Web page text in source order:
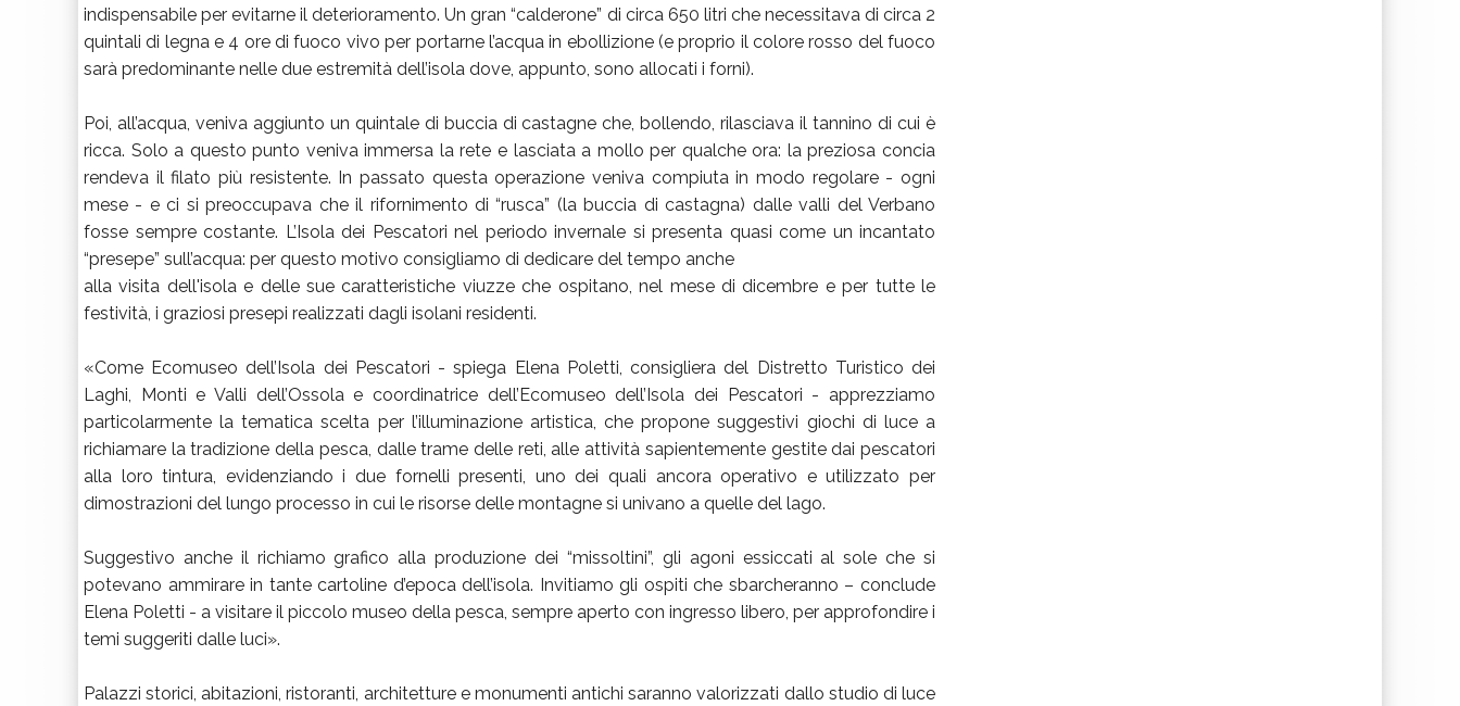
indispensabile per evitarne il deterioramento. Un gran “calderone” di circa 650 litri che necessitava di circa 2
quintali di legna e 4 ore di fuoco vivo per portarne l’acqua in ebollizione (e proprio il colore rosso del fuoco
sarà predominante nelle due estremità dell’isola dove, appunto, sono allocati i forni).
Poi, all’acqua, veniva aggiunto un quintale di buccia di castagne che, bollendo, rilasciava il tannino di cui è
ricca. Solo a questo punto veniva immersa la rete e lasciata a mollo per qualche ora: la preziosa concia
rendeva il filato più resistente. In passato questa operazione veniva compiuta in modo regolare - ogni
mese - e ci si preoccupava che il rifornimento di “rusca” (la buccia di castagna) dalle valli del Verbano
fosse sempre costante. L’Isola dei Pescatori nel periodo invernale si presenta quasi come un incantato
“presepe” sull’acqua: per questo motivo consigliamo di dedicare del tempo anche
alla visita dell'isola e delle sue caratteristiche viuzze che ospitano, nel mese di dicembre e per tutte le
festività, i graziosi presepi realizzati dagli isolani residenti.
«Come Ecomuseo dell’Isola dei Pescatori - spiega Elena Poletti, consigliera del Distretto Turistico dei
Laghi, Monti e Valli dell’Ossola e coordinatrice dell’Ecomuseo dell’Isola dei Pescatori - apprezziamo
particolarmente la tematica scelta per l’illuminazione artistica, che propone suggestivi giochi di luce a
richiamare la tradizione della pesca, dalle trame delle reti, alle attività sapientemente gestite dai pescatori
alla loro tintura, evidenziando i due fornelli presenti, uno dei quali ancora operativo e utilizzato per
dimostrazioni del lungo processo in cui le risorse delle montagne si univano a quelle del lago.
Suggestivo anche il richiamo grafico alla produzione dei “missoltini”, gli agoni essiccati al sole che si
potevano ammirare in tante cartoline d’epoca dell’isola. Invitiamo gli ospiti che sbarcheranno – conclude
Elena Poletti - a visitare il piccolo museo della pesca, sempre aperto con ingresso libero, per approfondire i
temi suggeriti dalle luci».
Palazzi storici, abitazioni, ristoranti, architetture e monumenti antichi saranno valorizzati dallo studio di luce